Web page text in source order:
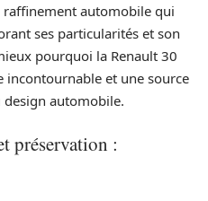
raffinement automobile qui
ses particularités et son
pourquoi la Renault 30
incontournable et une source
design automobile.
préservation :